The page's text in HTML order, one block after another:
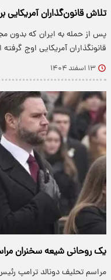
تلاش قانون‌گذاران
پس از حمله به ایران که بدون
قانونگذاران آمریکایی اوج
۱۳ اسفند ۱۴۰۴
یک روحانی شیعه سخنران
مراسم تحلیف دونالد ترامپ